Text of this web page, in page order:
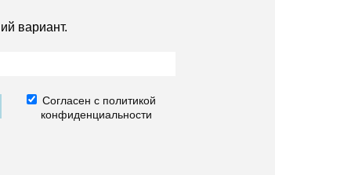
вариант.
Согласен с политикой
конфиденциальности